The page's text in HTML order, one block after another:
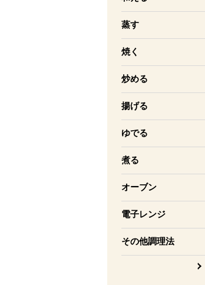
蒸す
焼く
炒める
揚げる
ゆでる
煮る
オーブン
電子レンジ
その他調理法